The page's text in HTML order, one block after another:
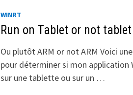
WINRT
Run on Tablet or not tablet
Ou plutôt ARM or not ARM Voici
pour déterminer si mon application
sur une tablette ou sur un …